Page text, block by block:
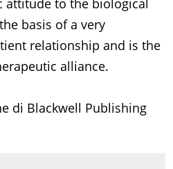
attitude to the biological
basis of a very
relationship and is the
alliance.
di Blackwell Publishing